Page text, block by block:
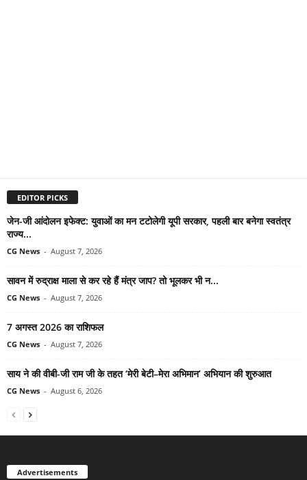
EDITOR PICKS
जेन-जी आंदोलन इफेक्ट: युवाओं का मन टटोलेगी यूपी सरकार, पहली बार बनेगा स्वतंत्र
राज्य...
CG News - August 7, 2026
सावन में रुद्राक्ष माला से कर रहे हैं मंत्र जाप? तो भूलकर भी न...
CG News - August 7, 2026
7 अगस्त 2026 का राशिफल
CG News - August 7, 2026
साय ने की वीबी-जी राम जी के तहत ‘मेरी बेटी–मेरा अभिमान’ अभियान की शुरुआत
CG News - August 6, 2026
Advertisements